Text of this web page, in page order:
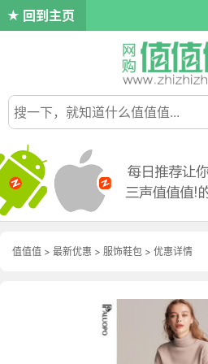
回到主页
值值值 > 最新优惠 > 服饰鞋包 > 优惠详情